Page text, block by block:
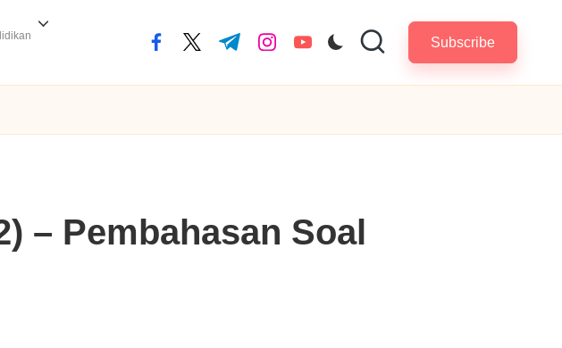
facebook.com
twitter.com
t.me instagram.com
youtube.com Subscribe
– Pembahasan Soal